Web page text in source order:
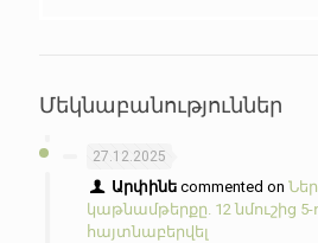
Մեկնաբանություններ
27.12.2025
Արփինե commented on
կաթնամթերքը. 12 նմուշից
հայտնաբերվել